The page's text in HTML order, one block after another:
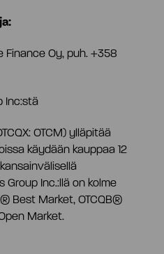
Finance Oy, puh. +358
Inc:stä
OTCM) ylläpitää
käydään kauppaa 12
Group Inc.:llä on kolme
Best Market, OTCQB®
Market.